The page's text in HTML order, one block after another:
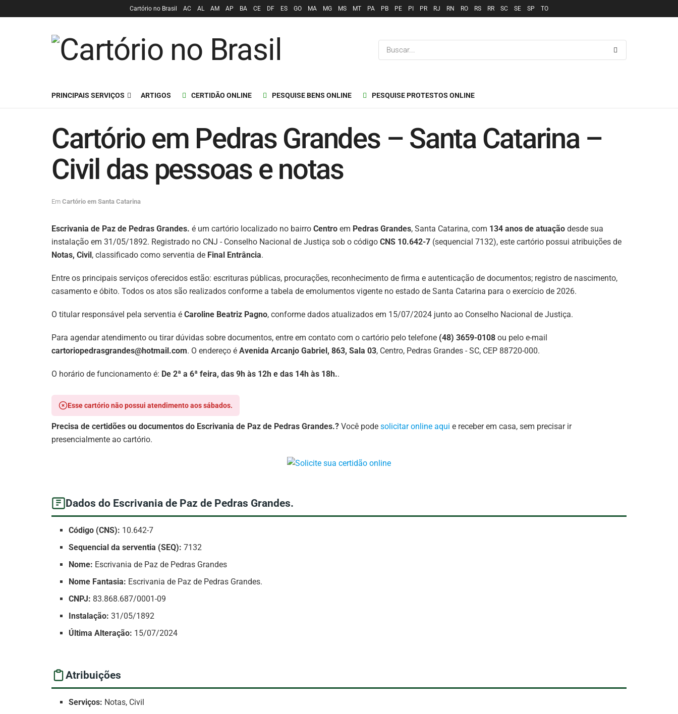
Cartório no Brasil AC AL AM AP BA CE DF ES GO MA MG MS MT PA PB PE PI PR RJ RN RO RS RR SC SE SP TO
PRINCIPAIS SERVIÇOS ARTIGOS CERTIDÃO ONLINE PESQUISE BENS ONLINE PESQUISE PROTESTOS ONLINE
Cartório em Pedras Grandes – Santa Catarina –
Civil das pessoas e notas
Em Cartório em Santa Catarina
Escrivania de Paz de Pedras Grandes. é um cartório localizado no bairro Centro em Pedras Grandes, Santa Catarina, com 134 anos de atuação desde sua
instalação em 31/05/1892. Registrado no CNJ - Conselho Nacional de Justiça sob o código CNS 10.642-7 (sequencial 7132), este cartório possui atribuições de
Notas, Civil , classificado como serventia de Final Entrância.
Entre os principais serviços oferecidos estão: escrituras públicas, procurações, reconhecimento de firma e autenticação de documentos; registro de nascimento,
casamento e óbito. Todos os atos são realizados conforme a tabela de emolumentos vigente no estado de Santa Catarina para o exercício de 2026.
O titular responsável pela serventia é Caroline Beatriz Pagno, conforme dados atualizados em 15/07/2024 junto ao Conselho Nacional de Justiça.
Para agendar atendimento ou tirar dúvidas sobre documentos, entre em contato com o cartório pelo telefone (48) 3659-0108 ou pelo e-mail
cartoriopedrasgrandes@hotmail.com. O endereço é Avenida Arcanjo Gabriel, 863, Sala 03, Centro, Pedras Grandes - SC, CEP 88720-000.
O horário de funcionamento é: De 2ª a 6ª feira, das 9h às 12h e das 14h às 18h..
Esse cartório não possui atendimento aos sábados.
Precisa de certidões ou documentos do Escrivania de Paz de Pedras Grandes.? Você pode solicitar online aqui e receber em casa, sem precisar ir
presencialmente ao cartório.
Dados do Escrivania de Paz de Pedras Grandes.
Código (CNS): 10.642-7
Sequencial da serventia (SEQ): 7132
Nome: Escrivania de Paz de Pedras Grandes
Nome Fantasia: Escrivania de Paz de Pedras Grandes.
CNPJ: 83.868.687/0001-09
Instalação: 31/05/1892
Última Alteração: 15/07/2024
Atribuições
Serviços: Notas, Civil